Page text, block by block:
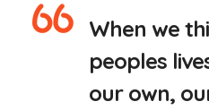
When we
peoples
our own,